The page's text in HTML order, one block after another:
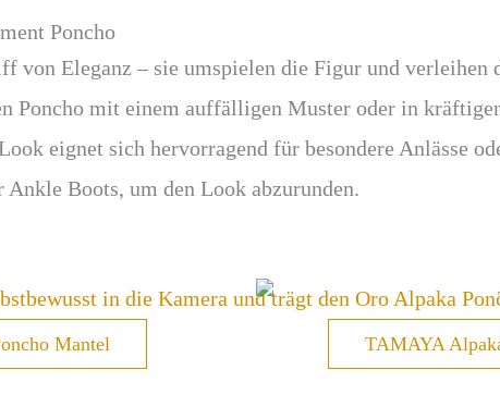
Poncho
von Eleganz – sie umspielen die Figur und verleihen
Poncho mit einem auffälligen Muster oder in
eignet sich hervorragend für besondere Anlässe
Ankle Boots, um den Look abzurunden.
Mantel TAMAYA